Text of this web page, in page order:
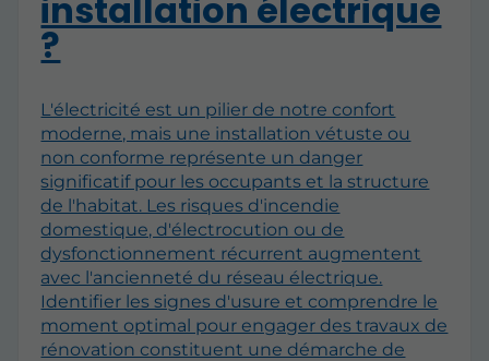
installation électrique
?
L'électricité est un pilier de notre confort
moderne, mais une installation vétuste ou
non conforme représente un danger
significatif pour les occupants et la structure
de l'habitat. Les risques d'incendie
domestique, d'électrocution ou de
dysfonctionnement récurrent augmentent
avec l'ancienneté du réseau électrique.
Identifier les signes d'usure et comprendre le
moment optimal pour engager des travaux de
rénovation constituent une démarche de